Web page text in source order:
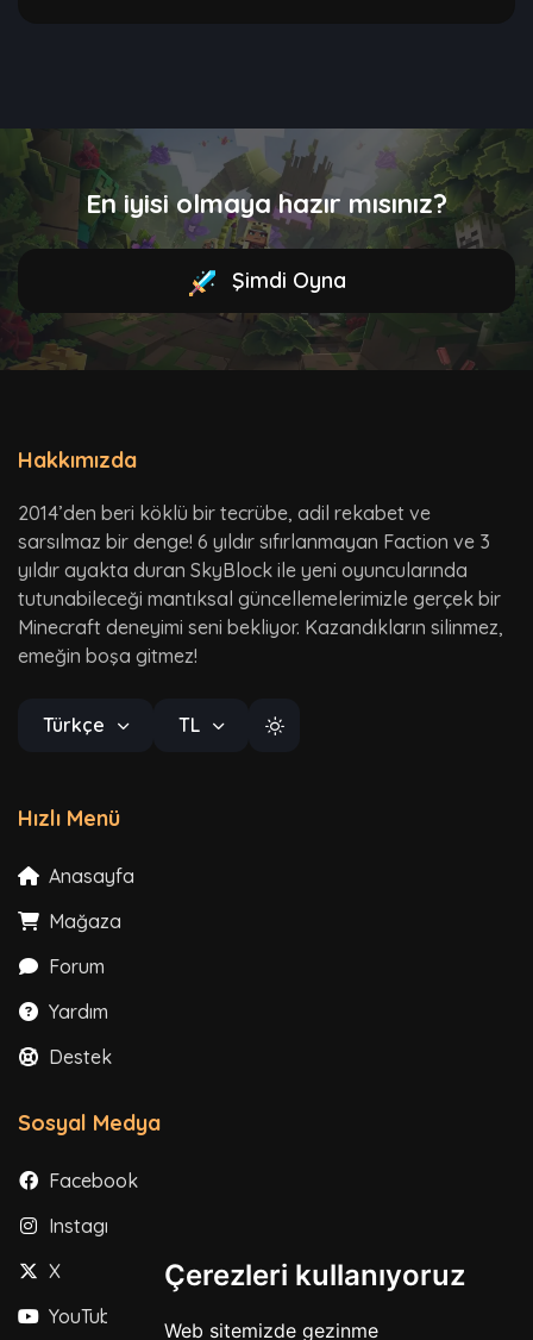
Çerezleri kullanıyoruz
Web sitemizde gezinme
En iyisi olmaya hazır mısınız?
Şimdi Oyna
Hakkımızda
2014’den beri köklü bir tecrübe, adil rekabet ve
sarsılmaz bir denge! 6 yıldır sıfırlanmayan Faction ve 3
yıldır ayakta duran SkyBlock ile yeni oyuncularında
tutunabileceği mantıksal güncellemelerimizle gerçek bir
Minecraft deneyimi seni bekliyor. Kazandıkların silinmez,
emeğin boşa gitmez!
Türkçe TL
Hızlı Menü
Anasayfa
Mağaza
Forum
Yardım
Destek
Sosyal Medya
Facebook
Instagram
X
YouTube